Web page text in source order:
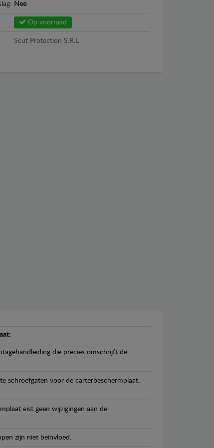
Nee
Op voorraad
Scut Protection S.R.L
die precies omschrijft de
schroefgaten voor de carterbeschermplaat,
eist geen wijzigingen aan de
zijn niet beïnvloed.